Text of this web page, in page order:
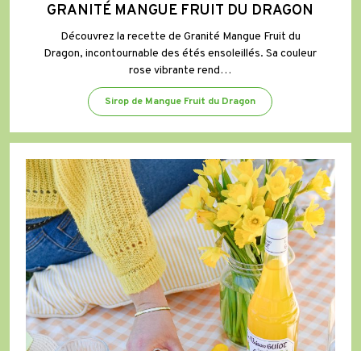
GRANITÉ MANGUE FRUIT DU DRAGON
Découvrez la recette de Granité Mangue Fruit du
Dragon, incontournable des étés ensoleillés. Sa couleur
rose vibrante rend…
Sirop de Mangue Fruit du Dragon
Biscuits
au
Sirop
de
Citron
à
la
Fleur
d’Oranger